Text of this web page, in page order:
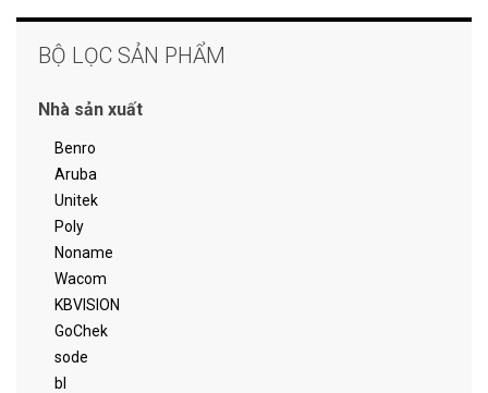
BỘ LỌC SẢN PHẨM
Nhà sản xuất
Benro
Aruba
Unitek
Poly
Noname
Wacom
KBVISION
GoChek
sode
bl